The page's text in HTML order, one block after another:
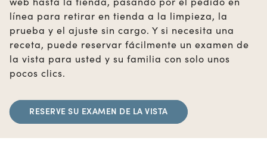
línea para retirar en tienda a la limpieza, la
prueba y el ajuste sin cargo. Y si necesita una
receta, puede reservar fácilmente un examen de
la vista para usted y su familia con solo unos
pocos clics.
RESERVE SU EXAMEN DE LA VISTA